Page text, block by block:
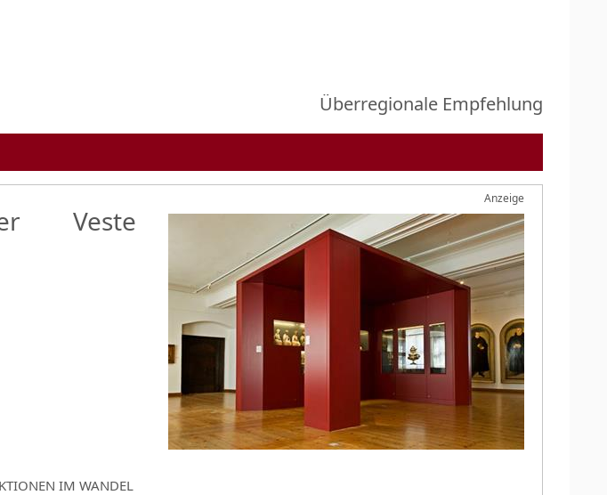
Überregionale Empfehlung
Veste
Anzeige
IM WANDEL